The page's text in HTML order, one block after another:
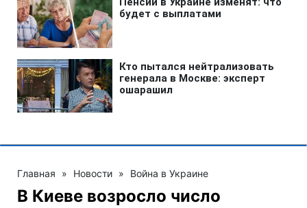
Главная » Новости » Война в Украине
В Киеве возросло число